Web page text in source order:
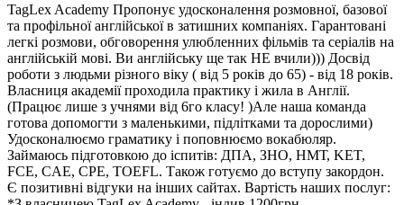
TagLex Academy Пропонує удосконалення розмовної, базової
та профільної англійської в затишних компаніях. Гарантовані
легкі розмови, обговорення улюбленних фільмів та серіалів на
англійській мові. Ви англійську ще так НЕ вчили))) Досвід
роботи з людьми різного віку ( від 5 років до 65) - від 18 років.
Власниця академії проходила практику і жила в Англії.
(Працює лише з учнями від 6го класу! )Але наша команда
готова допомогти з маленькими, підлітками та дорослими)
Удосконалюємо граматику і поповнюємо вокабюляр.
Займаюсь підготовкою до іспитів: ДПА, ЗНО, НМТ, KET,
FCE, CAE, CPE, TOEFL. Також готуємо до вступу закордон.
Є позитивні відгуки на інших сайтах. Вартість наших послуг: